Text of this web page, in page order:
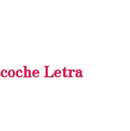
Letra